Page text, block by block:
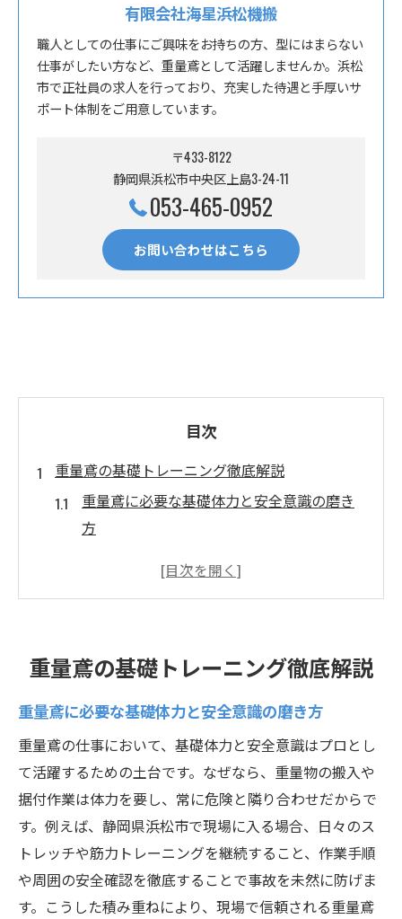
有限会社海星浜松機搬
職人としての仕事にご興味をお持ちの方、型にはまらない
仕事がしたい方など、重量鳶として活躍しませんか。浜松
市で正社員の求人を行っており、充実した待遇と手厚いサ
ポート体制をご用意しています。
〒433-8122
静岡県浜松市中央区上島3-24-11
053-465-0952
お問い合わせはこちら
目次
重量鳶の基礎トレーニング徹底解説
重量鳶に必要な基礎体力と安全意識の磨き
方
現場で役立つ重量鳶のトレーニング基本手
初心者が知るべき重量鳶の基礎知識と準備
法
ポイント
スムーズに現場デビューするための重量鳶
入門
重量鳶としてキャリアアップを叶える方法
重量鳶でキャリアアップを目指すための実
践術
重量鳶の基礎トレーニング徹底解説
重量鳶に必要な基礎体力と安全意識の磨き方
重量鳶の仕事において、基礎体力と安全意識はプロとし
て活躍するための土台です。なぜなら、重量物の搬入や
据付作業は体力を要し、常に危険と隣り合わせだからで
す。例えば、静岡県浜松市で現場に入る場合、日々のス
トレッチや筋力トレーニングを継続すること、作業手順
や周囲の安全確認を徹底することで事故を未然に防げま
す。こうした積み重ねにより、現場で信頼される重量鳶